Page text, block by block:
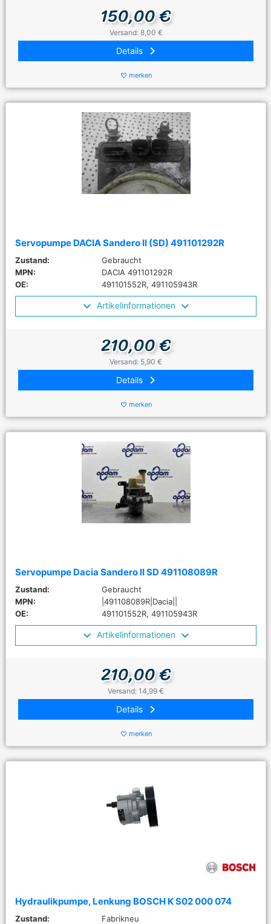
150,00 €
Versand: 8,00 €
Details keyboard_arrow_right
favorite_border merken
Servopumpe DACIA Sandero II (SD) 491101292R
Zustand:
Gebraucht
MPN:
DACIA 491101292R
OE:
491101552R, 491105943R
Artikelinformationen
210,00 €
Versand: 5,90 €
Details keyboard_arrow_right
favorite_border merken
Servopumpe Dacia Sandero II SD 491108089R
Zustand:
Gebraucht
MPN:
|491108089R|Dacia||
OE:
491101552R, 491105943R
Artikelinformationen
210,00 €
Versand: 14,99 €
Details keyboard_arrow_right
favorite_border merken
Hydraulikpumpe, Lenkung BOSCH K S02 000 074
Zustand: Fabrikneu